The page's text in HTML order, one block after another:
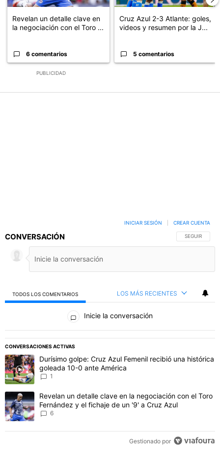
PUBLICIDAD
Revelan un detalle clave en
la negociación con el Toro ...
6 comentarios
Cruz Azul 2-3 Atlante: goles,
videos y resumen por la J...
5 comentarios
CONVERSACIÓN SIGA ESTA
SEGUIR
INICIAR SESIÓN CREAR CUENTA
TODOS LOS COMENTARIOS LOS MÁS RECIENTES
Todos los comentarios
Inicie la conversación
CONVERSACIONES ACTIVAS
Este listado muestra los artículos con más comentarios en los
Un artículo de tendencia con el título "Durísimo golpe: Cruz Azul
Durísimo golpe: Cruz Azul Femenil recibió una histórica
goleada 10-0 ante América
Un artículo de tendencia con el título "Revelan un detalle clave
Revelan un detalle clave en la negociación con el Toro